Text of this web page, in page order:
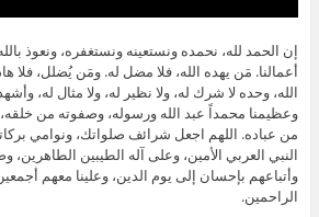
إن الحمد لله، نحمده ونستعينه ونستغفره، ونعوذ
أعمالنا. مَن يهده الله، فلا مضل له. ومَن يُضلل، فلا
الله، وحده لا شرك له، ولا نظير له، ولا مثال له،
وعظيمنا محمداً عبد الله ورسوله، وصفوته من خلقه،
من عباده. اللهم اجعل شرائف صلواتك، ونوامي
النبي العربي الأمين، وعلى آله الطيبين الطاهرين،
وأتباعهم بإحسان إلى يوم الدين، وعلينا معهم
الراحمين.